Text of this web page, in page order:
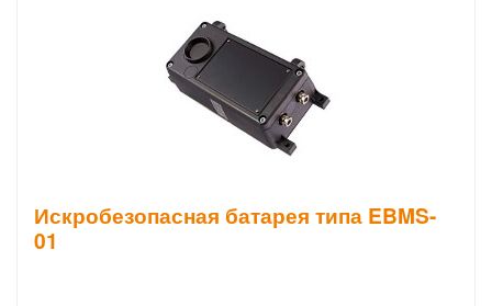
Искробезопасная батарея типа EBMS-
01